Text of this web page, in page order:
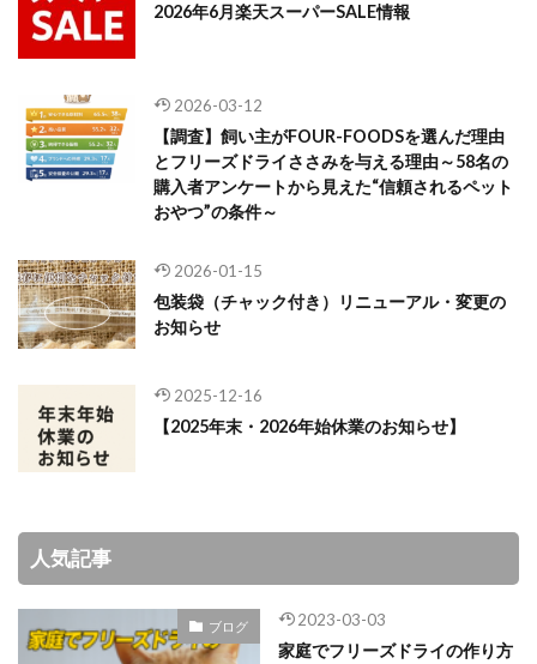
2026年6月楽天スーパーSALE情報
2026-03-12
【調査】飼い主がFOUR-FOODSを選んだ理由
とフリーズドライささみを与える理由～58名の
購入者アンケートから見えた“信頼されるペット
おやつ”の条件～
2026-01-15
包装袋（チャック付き）リニューアル・変更の
お知らせ
2025-12-16
【2025年末・2026年始休業のお知らせ】
人気記事
ブログ 2023-03-03
家庭でフリーズドライの作り方